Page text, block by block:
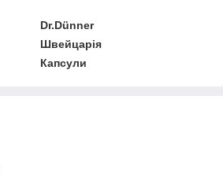
Dr.Dünner
Швейцарія
Капсули